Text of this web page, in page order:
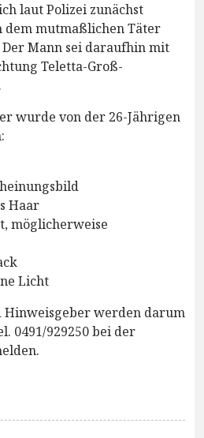
laut Polizei zunächst
dem mutmaßlichen Täter
Mann sei daraufhin mit
Teletta-Groß-
wurde von der 26-Jährigen
Haar
möglicherweise
Licht
Hinweisgeber werden darum
0491/929250 bei der